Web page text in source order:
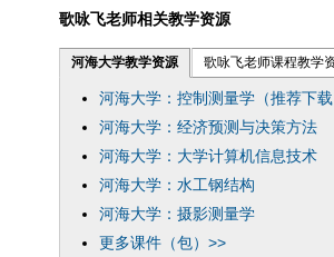
歌咏飞老师相关教学资源
河海大学教学资源 歌咏飞老师课程教学
河海大学：控制测量学（推荐下载
河海大学：经济预测与决策方法
河海大学：大学计算机信息技术
河海大学：水工钢结构
河海大学：摄影测量学
更多课件（包）>>